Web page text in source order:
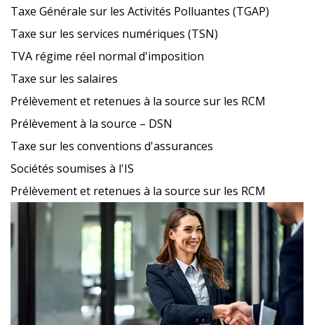
Taxe Générale sur les Activités Polluantes (TGAP)
Taxe sur les services numériques (TSN)
TVA régime réel normal d'imposition
Taxe sur les salaires
Prélèvement et retenues à la source sur les RCM
Prélèvement à la source – DSN
Taxe sur les conventions d'assurances
Sociétés soumises à l'IS
Prélèvement et retenues à la source sur les RCM